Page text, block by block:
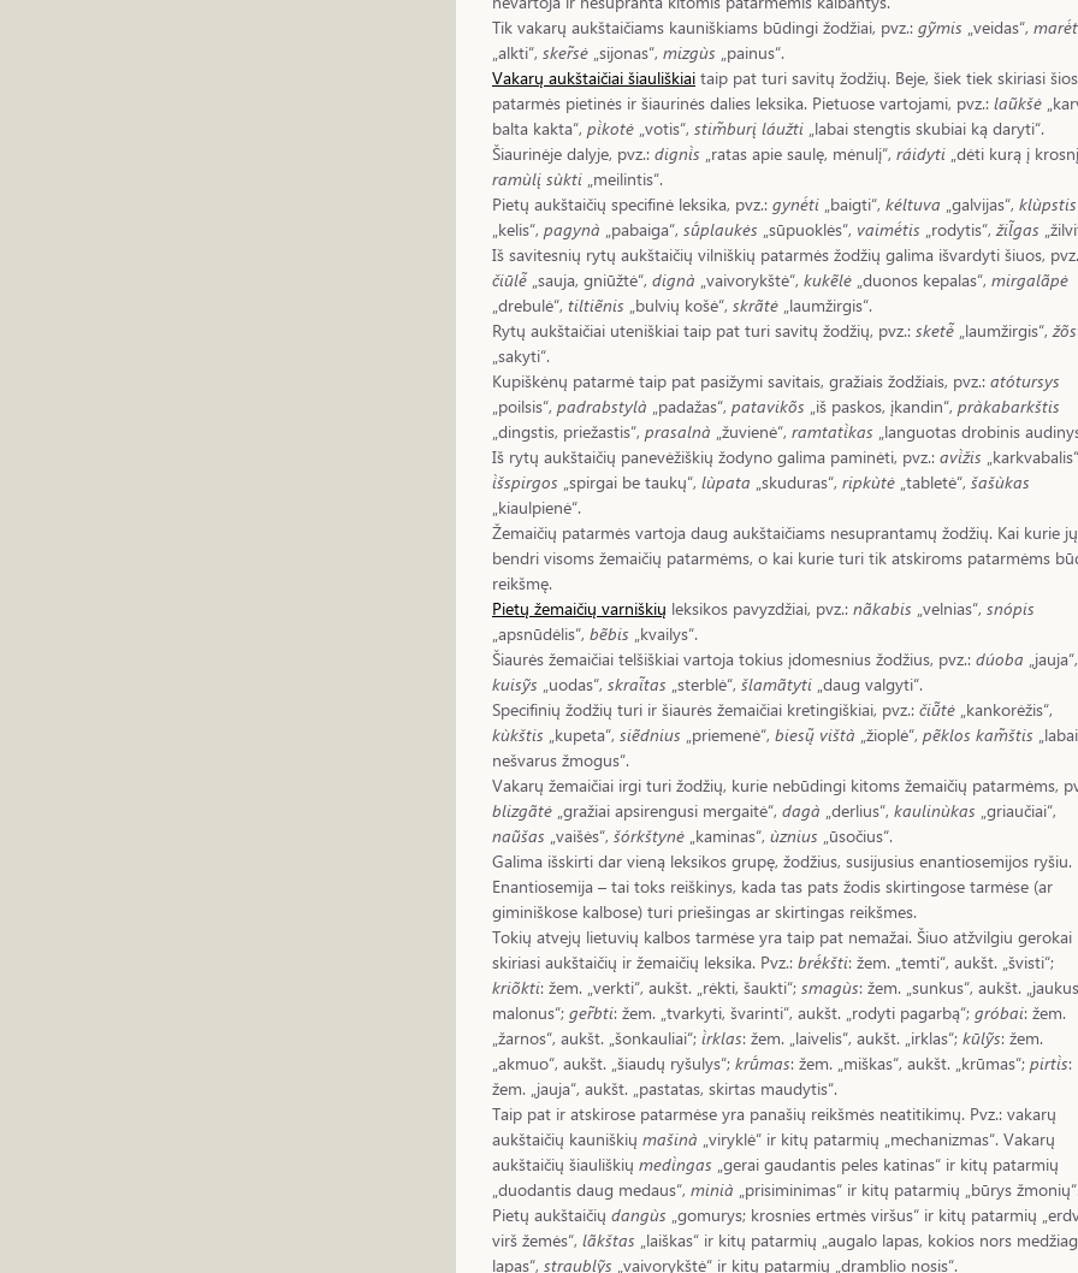
Tik vakarų aukštaičiams kauniškiams būdingi žodžiai, pvz.: gỹmis „veidas“,
„alkti“, sker̃sė „sijonas“, mizgùs „painus“.
Vakarų aukštaičiai šiauliškiai taip pat turi savitų žodžių. Beje, šiek tiek skiriasi šios
patarmės pietinės ir šiaurinės dalies leksika. Pietuose vartojami, pvz.: laũkšė
balta kakta“, pi̇̀kotė „votis“, stim̃burį láužti „labai stengtis skubiai ką daryti“.
Šiaurinėje dalyje, pvz.: digni̇̀s „ratas apie saulę, mėnulį“, ráidyti „dėti kurą į
ramùlį sùkti „meilintis“.
Pietų aukštaičių specifinė leksika, pvz.: gynė́ti „baigti“, kéltuva „galvijas“, klùpstis
„kelis“, pagynà „pabaiga“, sū́plaukės „sūpuoklės“, vaimė́tis „rodytis“,žil̃gas
Iš savitesnių rytų aukštaičių vilniškių patarmės žodžių galima išvardyti šiuos,
čiūlė̃„sauja, gniūžtė“, dignà „vaivorykštė“, kukẽlė „duonos kepalas“, mirgalãpė
„drebulė“, tiltiẽnis „bulvių košė“, skrãtė „laumžirgis“.
Rytų aukštaičiai uteniškiai taip pat turi savitų žodžių, pvz.: sketė̃„laumžirgis“,
„sakyti“.
Kupiškėnų patarmė taip pat pasižymi savitais, gražiais žodžiais, pvz.: atótursys
„poilsis“, padrabstylà „padažas“, patavikõs „iš paskos, įkandin“, pràkabarkštis
„dingstis, priežastis“, prasalnà „žuvienė“, ramtati̇̀kas „languotas drobinis
Iš rytų aukštaičių panevėžiškių žodyno galima paminėti, pvz.: avi̇̀žis
i̇̀šspirgos „spirgai be taukų“, lùpata „skuduras“, ripkùtė „tabletė“, šašùkas
„kiaulpienė“.
Žemaičių patarmės vartoja daug aukštaičiams nesuprantamų žodžių. Kai kurie jų
bendri visoms žemaičių patarmėms, o kai kurie turi tik atskiroms patarmėms
reikšmę.
Pietų žemaičių varniškių leksikos pavyzdžiai, pvz.: nãkabis „velnias“, snópis
„apsnūdėlis“, bẽbis „kvailys“.
Šiaurės žemaičiai telšiškiai vartoja tokius įdomesnius žodžius, pvz.: dúoba „jauja“,
kuisỹs „uodas“, skrai̇̃tas „sterblė“, šlamãtyti „daug valgyti“.
Specifinių žodžių turi ir šiaurės žemaičiai kretingiškiai, pvz.: čiū̃tė „kankorėžis“,
kùkštis „kupeta“, siẽdnius „priemenė“, biesų̃ vištà „žioplė“, pẽklos kam̃štis „labai
nešvarus žmogus“.
Vakarų žemaičiai irgi turi žodžių, kurie nebūdingi kitoms žemaičių patarmėms,
blizgãtė „gražiai apsirengusi mergaitė“, dagà „derlius“, kaulinùkas „griaučiai“,
naũšas „vaišės“, šórkštynė „kaminas“, ùznius „ūsočius“.
Galima išskirti dar vieną leksikos grupę, žodžius, susijusius enantiosemijos ryšiu.
Enantiosemija – tai toks reiškinys, kada tas pats žodis skirtingose tarmėse (ar
giminiškose kalbose) turi priešingas ar skirtingas reikšmes.
Tokių atvejų lietuvių kalbos tarmėse yra taip pat nemažai. Šiuo atžvilgiu gerokai
skiriasi aukštaičių ir žemaičių leksika. Pvz.: brė́kšti: žem. „temti“, aukšt. „švisti“;
kriõkti: žem. „verkti“, aukšt. „rėkti, šaukti“; smagùs: žem. „sunkus“, aukšt.
malonus“; ger̃bti: žem. „tvarkyti, švarinti“, aukšt. „rodyti pagarbą“; gróbai: žem.
„žarnos“, aukšt. „šonkauliai“; i̇̀rklas: žem. „laivelis“, aukšt. „irklas“; kūlỹs: žem.
„akmuo“, aukšt. „šiaudų ryšulys“; krū́mas: žem. „miškas“, aukšt. „krūmas“; pirti̇̀s:
žem. „jauja“, aukšt. „pastatas, skirtas maudytis“.
Taip pat ir atskirose patarmėse yra panašių reikšmės neatitikimų. Pvz.: vakarų
aukštaičių kauniškių mašinà „viryklė“ ir kitų patarmių „mechanizmas“. Vakarų
aukštaičių šiauliškių medi̇̀ngas „gerai gaudantis peles katinas“ ir kitų patarmių
„duodantis daug medaus“, minià „prisiminimas“ ir kitų patarmių „būrys žmonių“.
Pietų aukštaičių dangùs „gomurys; krosnies ertmės viršus“ ir kitų patarmių
virš žemės“, lãkštas „laiškas“ ir kitų patarmių „augalo lapas, kokios nors
lapas“, straublỹs „vaivorykštė“ ir kitų patarmių „dramblio nosis“.